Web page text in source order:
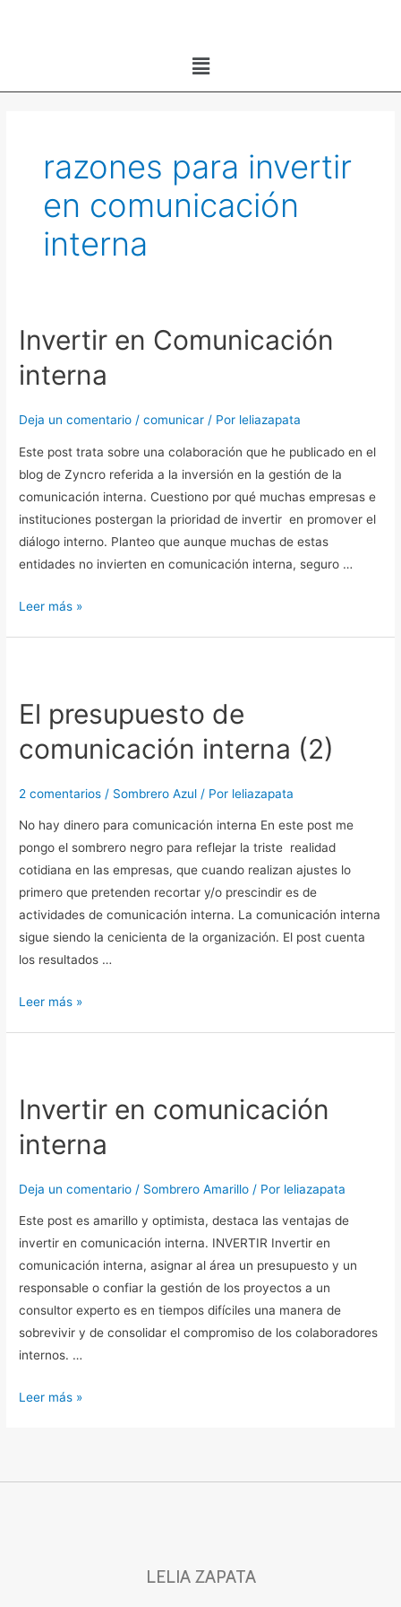
Menú
razones para invertir
en comunicación
interna
Invertir en Comunicación
interna
Deja un comentario /comunicar / Por leliazapata
Este post trata sobre una colaboración que he publicado en el
blog de Zyncro referida a la inversión en la gestión de la
comunicación interna. Cuestiono por qué muchas empresas e
instituciones postergan la prioridad de invertir en promover el
diálogo interno. Planteo que aunque muchas de estas
entidades no invierten en comunicación interna, seguro …
Invertir
en
Comunicación
Leer más »
El presupuesto de
comunicación interna (2)
2 comentarios / Sombrero Azul / Por leliazapata
No hay dinero para comunicación interna En este post me
pongo el sombrero negro para reflejar la triste realidad
cotidiana en las empresas, que cuando realizan ajustes lo
primero que pretenden recortar y/o prescindir es de
actividades de comunicación interna. La comunicación interna
sigue siendo la cenicienta de la organización. El post cuenta
los resultados …
de
comunicación
interna
Leer más »
Invertir en comunicación
interna
Deja un comentario / Sombrero Amarillo / Por leliazapata
Este post es amarillo y optimista, destaca las ventajas de
invertir en comunicación interna. INVERTIR Invertir en
comunicación interna, asignar al área un presupuesto y un
responsable o confiar la gestión de los proyectos a un
consultor experto es en tiempos difíciles una manera de
sobrevivir y de consolidar el compromiso de los colaboradores
internos. …
comunicación
Leer más »
LELIA ZAPATA